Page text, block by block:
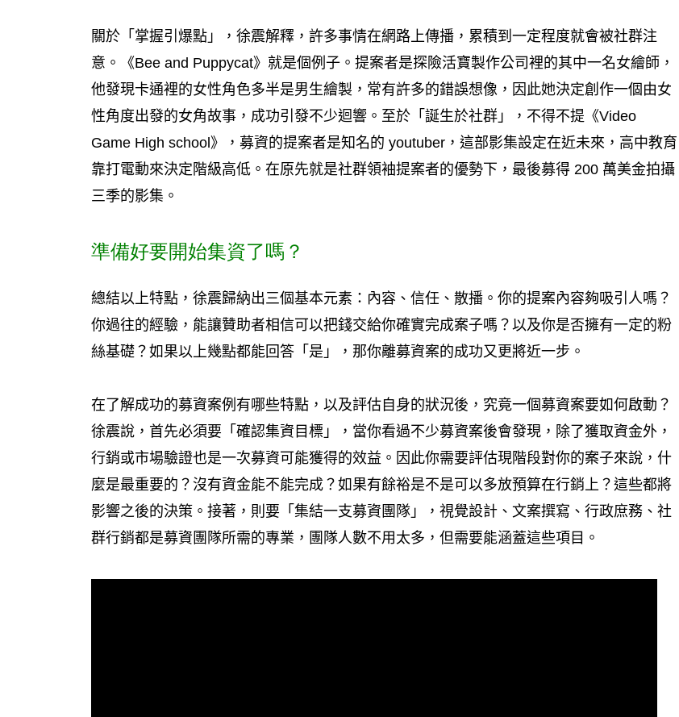
關於「掌握引爆點」，徐震解釋，許多事情在網路上傳播，累積到一定程度就會被社群注
意。《Bee and Puppycat》就是個例子。提案者是探險活寶製作公司裡的其中一名女繪師，
他發現卡通裡的女性角色多半是男生繪製，常有許多的錯誤想像，因此她決定創作一個由女
性角度出發的女角故事，成功引發不少迴響。至於「誕生於社群」，不得不提《Video
Game High school》，募資的提案者是知名的 youtuber，這部影集設定在近未來，高中教育
靠打電動來決定階級高低。在原先就是社群領袖提案者的優勢下，最後募得 200 萬美金拍攝
三季的影集。
準備好要開始集資了嗎？
總結以上特點，徐震歸納出三個基本元素：內容、信任、散播。你的提案內容夠吸引人嗎？
你過往的經驗，能讓贊助者相信可以把錢交給你確實完成案子嗎？以及你是否擁有一定的粉
絲基礎？如果以上幾點都能回答「是」，那你離募資案的成功又更將近一步。
在了解成功的募資案例有哪些特點，以及評估自身的狀況後，究竟一個募資案要如何啟動？
徐震說，首先必須要「確認集資目標」，當你看過不少募資案後會發現，除了獲取資金外，
行銷或市場驗證也是一次募資可能獲得的效益。因此你需要評估現階段對你的案子來說，什
麼是最重要的？沒有資金能不能完成？如果有餘裕是不是可以多放預算在行銷上？這些都將
影響之後的決策。接著，則要「集結一支募資團隊」，視覺設計、文案撰寫、行政庶務、社
群行銷都是募資團隊所需的專業，團隊人數不用太多，但需要能涵蓋這些項目。